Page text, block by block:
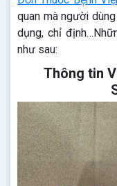
quan mà người
dụng, chỉ
như sau:
Thông tin